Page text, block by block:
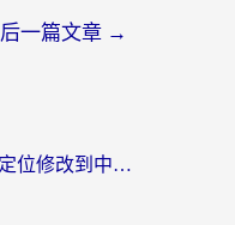
后一篇文章 →
在意大利用小红书怎么把定位修改到中国国内？3个实用技巧+1个靠谱工具帮你搞定